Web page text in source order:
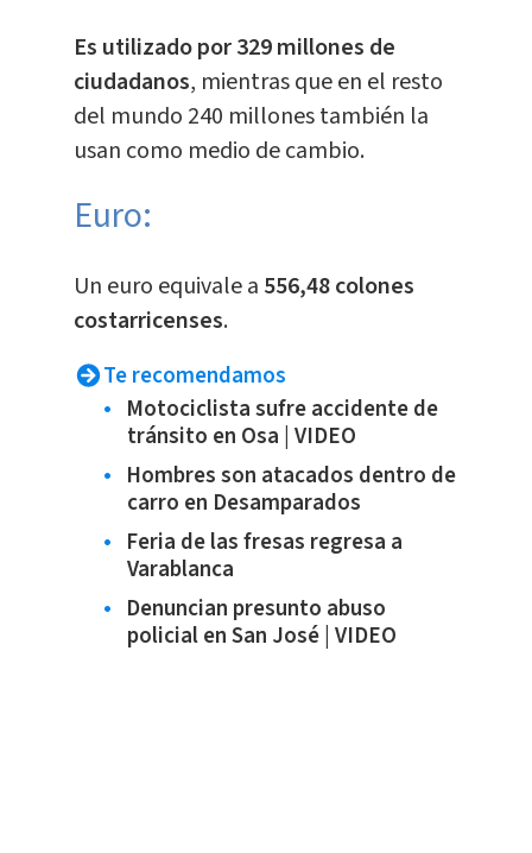
Es utilizado por 329 millones de
ciudadanos, mientras que en el resto
del mundo 240 millones también la
usan como medio de cambio.
Euro:
​Un euro equivale a 556,48 colones
costarricenses.
Te recomendamos
Motociclista sufre accidente de
tránsito en Osa | VIDEO
Hombres son atacados dentro de
carro en Desamparados
Feria de las fresas regresa a
Varablanca
Denuncian presunto abuso
policial en San José | VIDEO